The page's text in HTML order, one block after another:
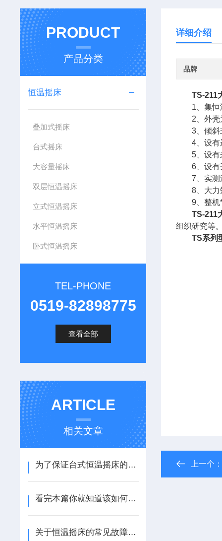
PRODUCT
产品分类
恒温摇床
叠加式摇床
台式摇床
大容量摇床
双层恒温摇床
立式恒温摇床
水平恒温摇床
卧式恒温摇床
TEL-PHONE
0519-82898775
查看全部
ARTICLE
相关文章
为了保证台式恒温摇床的正常运行维护保养不能少
看完本篇你就知道该如何使用水平恒温摇床了
关于恒温摇床的常见故障及解决方法
详细介绍
品牌
TS-211
1、集恒温
2、外壳为
3、倾斜式
4、设有运
5、设有来
6、设有开
7、实测温
8、大力矩
9、整机*
TS-211
组织研究等
TS系列
上一个